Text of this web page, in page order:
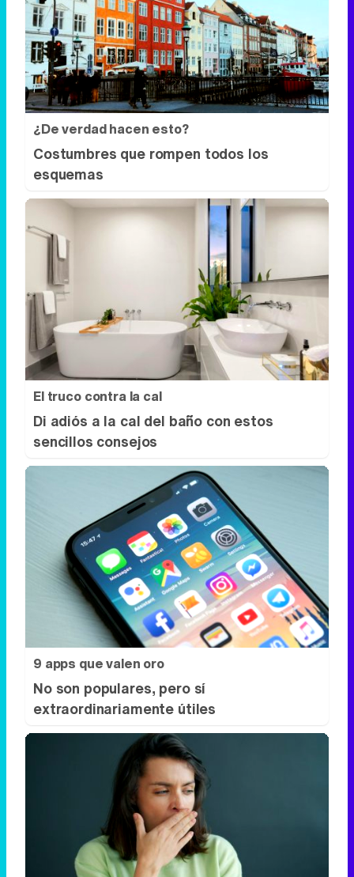
¿De verdad hacen esto?
Costumbres que rompen todos los
esquemas
El truco contra la cal
Di adiós a la cal del baño con estos
sencillos consejos
9 apps que valen oro
No son populares, pero sí
extraordinariamente útiles